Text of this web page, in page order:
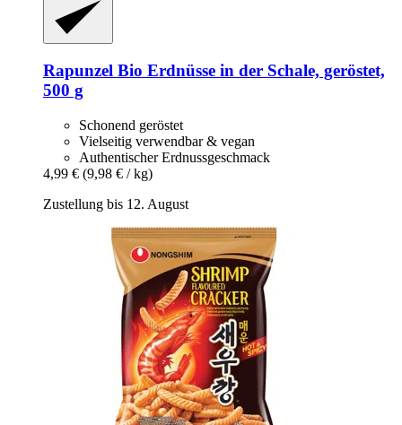
Rapunzel Bio Erdnüsse in der Schale, geröstet,
500 g
Schonend geröstet
Vielseitig verwendbar & vegan
Authentischer Erdnussgeschmack
4,99 € (9,98 € / kg)
Zustellung bis 12. August